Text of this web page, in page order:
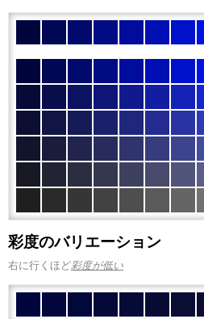
彩度のバリエーション
右に行くほど彩度が低い